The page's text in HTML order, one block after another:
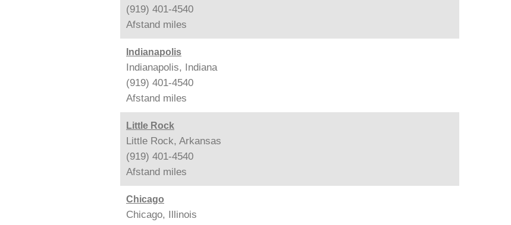
(919) 401-4540
Afstand miles
Indianapolis
Indianapolis, Indiana
(919) 401-4540
Afstand miles
Little Rock
Little Rock, Arkansas
(919) 401-4540
Afstand miles
Chicago
Chicago, Illinois